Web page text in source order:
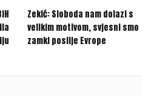
Zekić: Sloboda nam dolazi s
velikim motivom, svjesni smo
zamki poslije Evrope